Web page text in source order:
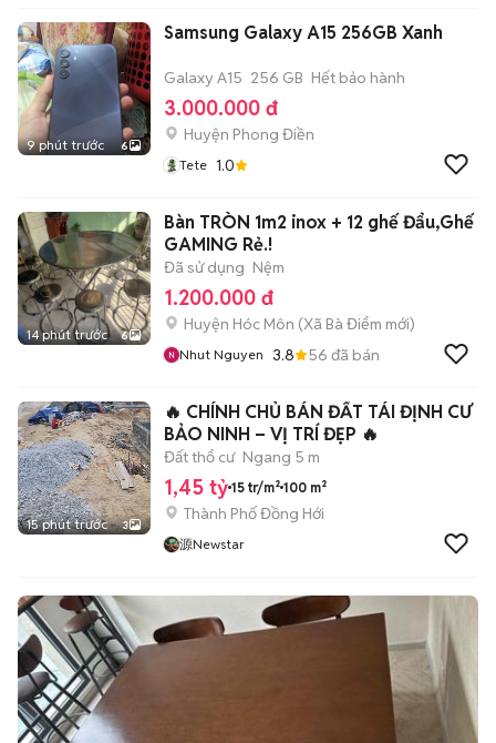
9 phút trước 6
Samsung Galaxy A15 256GB Xanh
Galaxy A15 256 GB Hết bảo hành
3.000.000 đ
Huyện Phong Điền
Tete 1.0
14 phút trước 6
Bàn TRÒN 1m2 inox + 12 ghế Đẩu,Ghế
GAMING Rẻ.!
Đã sử dụng Nệm
1.200.000 đ
Huyện Hóc Môn (Xã Bà Điểm mới)
Nhut Nguyen 3.8 56 đã bán
15 phút trước 3
🔥 CHÍNH CHỦ BÁN ĐẤT TÁI ĐỊNH CƯ
BẢO NINH – VỊ TRÍ ĐẸP 🔥
Đất thổ cư Ngang 5 m
1,45 tỷ 15 tr/m² 100 m²
Thành Phố Đồng Hới
源Newstar